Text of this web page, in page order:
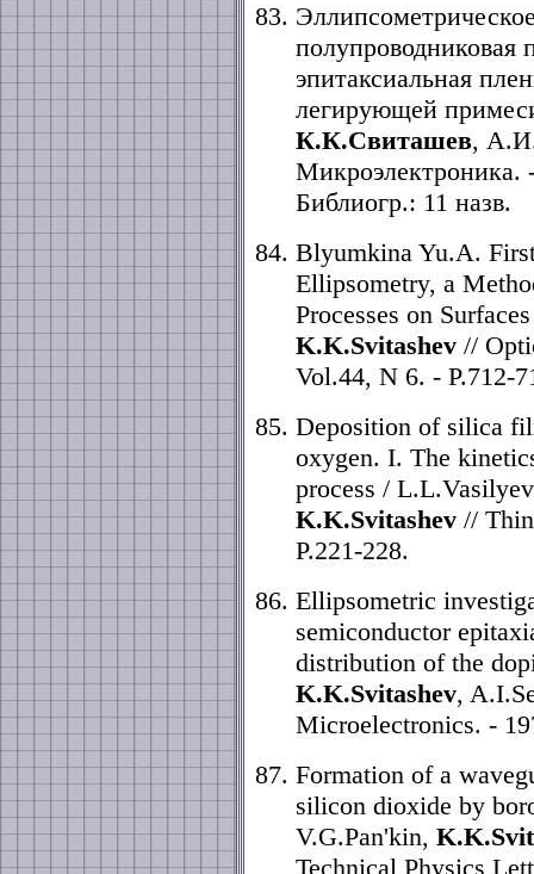
полупроводниковая
эпитаксиальная
легирующей
К.К.Свиташев,
Микроэлектроника.
Библиогр.: 11 назв.
Blyumkina Yu.A.
Ellipsometry, a
Processes on
K.K.Svitashev //
Vol.44, N 6. - P.712-
Deposition of silica
oxygen. I. The
process /
K.K.Svitashev //
P.221-228.
Ellipsometric
semiconductor
distribution of the
K.K.Svitashev,
Microelectronics. -
Formation of a
silicon dioxide by
V.G.Pan'kin,
Technical Physics